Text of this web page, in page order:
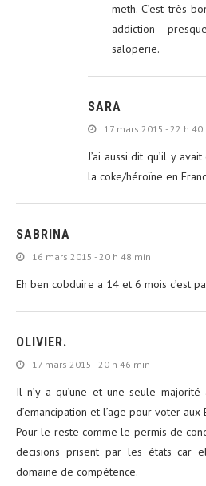
meth. C’est très
addiction
saloperie.
SARA
17 mars 2015 - 22 h 40
J’ai aussi dit qu’il y
la coke/héroïne en
SABRINA
16 mars 2015 - 20 h 48 min
Eh ben cobduire a 14 et 6 mois c’est
OLIVIER.
17 mars 2015 - 20 h 46 min
Il n’y a qu’une et une seule majorité
d’emancipation et l’age pour voter
Pour le reste comme le permis de
decisions prisent par les états car
domaine de compétence.